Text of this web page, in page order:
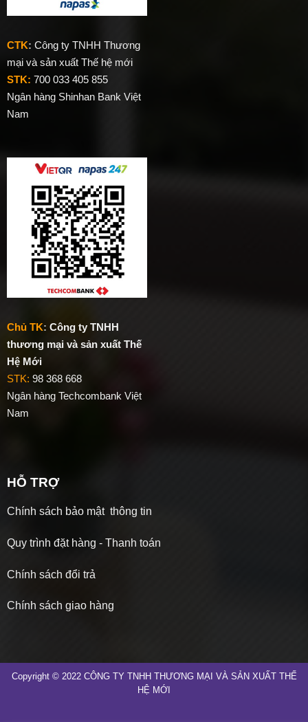
CTK: Công ty TNHH Thương
mại và sản xuất Thế hệ mới
STK: 700 033 405 855
Ngân hàng Shinhan Bank Việt
Nam
Chủ TK: Công ty TNHH
thương mại và sản xuất Thế
Hệ Mới
STK: 98 368 668
Ngân hàng Techcombank Việt
Nam
HỖ TRỢ
Chính sách bảo mật thông tin
Quy trình đặt hàng - Thanh toán
Chính sách đổi trả
Chính sách giao hàng
Copyright © 2022 CÔNG TY TNHH THƯƠNG MẠI VÀ SẢN XUẤT THẾ
HỆ MỚI